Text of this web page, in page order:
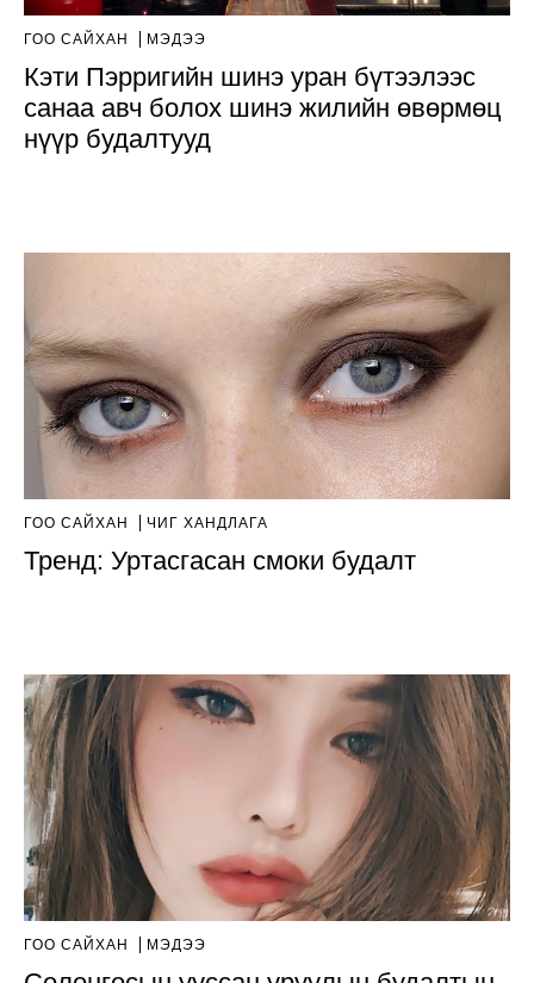
ГОО САЙХАН МЭДЭЭ
Кэти Пэрригийн шинэ уран бүтээлээс
санаа авч болох шинэ жилийн өвөрмөц
нүүр будалтууд
ГОО САЙХАН ЧИГ ХАНДЛАГА
Тренд: Уртасгасан смоки будалт
ГОО САЙХАН МЭДЭЭ